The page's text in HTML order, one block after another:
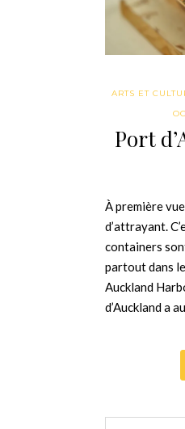
ARTS ET
Port
À première
d’attrayant.
containers
partout dans
Auckland
d’Auckland a